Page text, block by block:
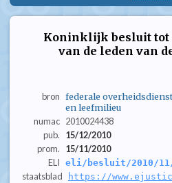
Koninklijk besluit tot
van de leden van
bron federale
en leefmilieu
numac 2010024438
pub.
15/12/2010
prom.
15/11/2010
ELI eli/besluit/2010/11/
staatsblad https://